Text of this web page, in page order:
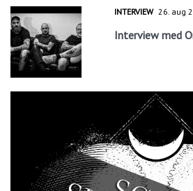
INTERVIEW 26. aug
Interview med